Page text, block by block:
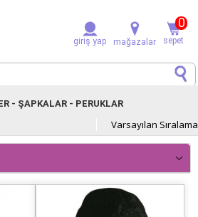
giriş yap mağazalar sepet
0
- ŞAPKALAR - PERUKLAR